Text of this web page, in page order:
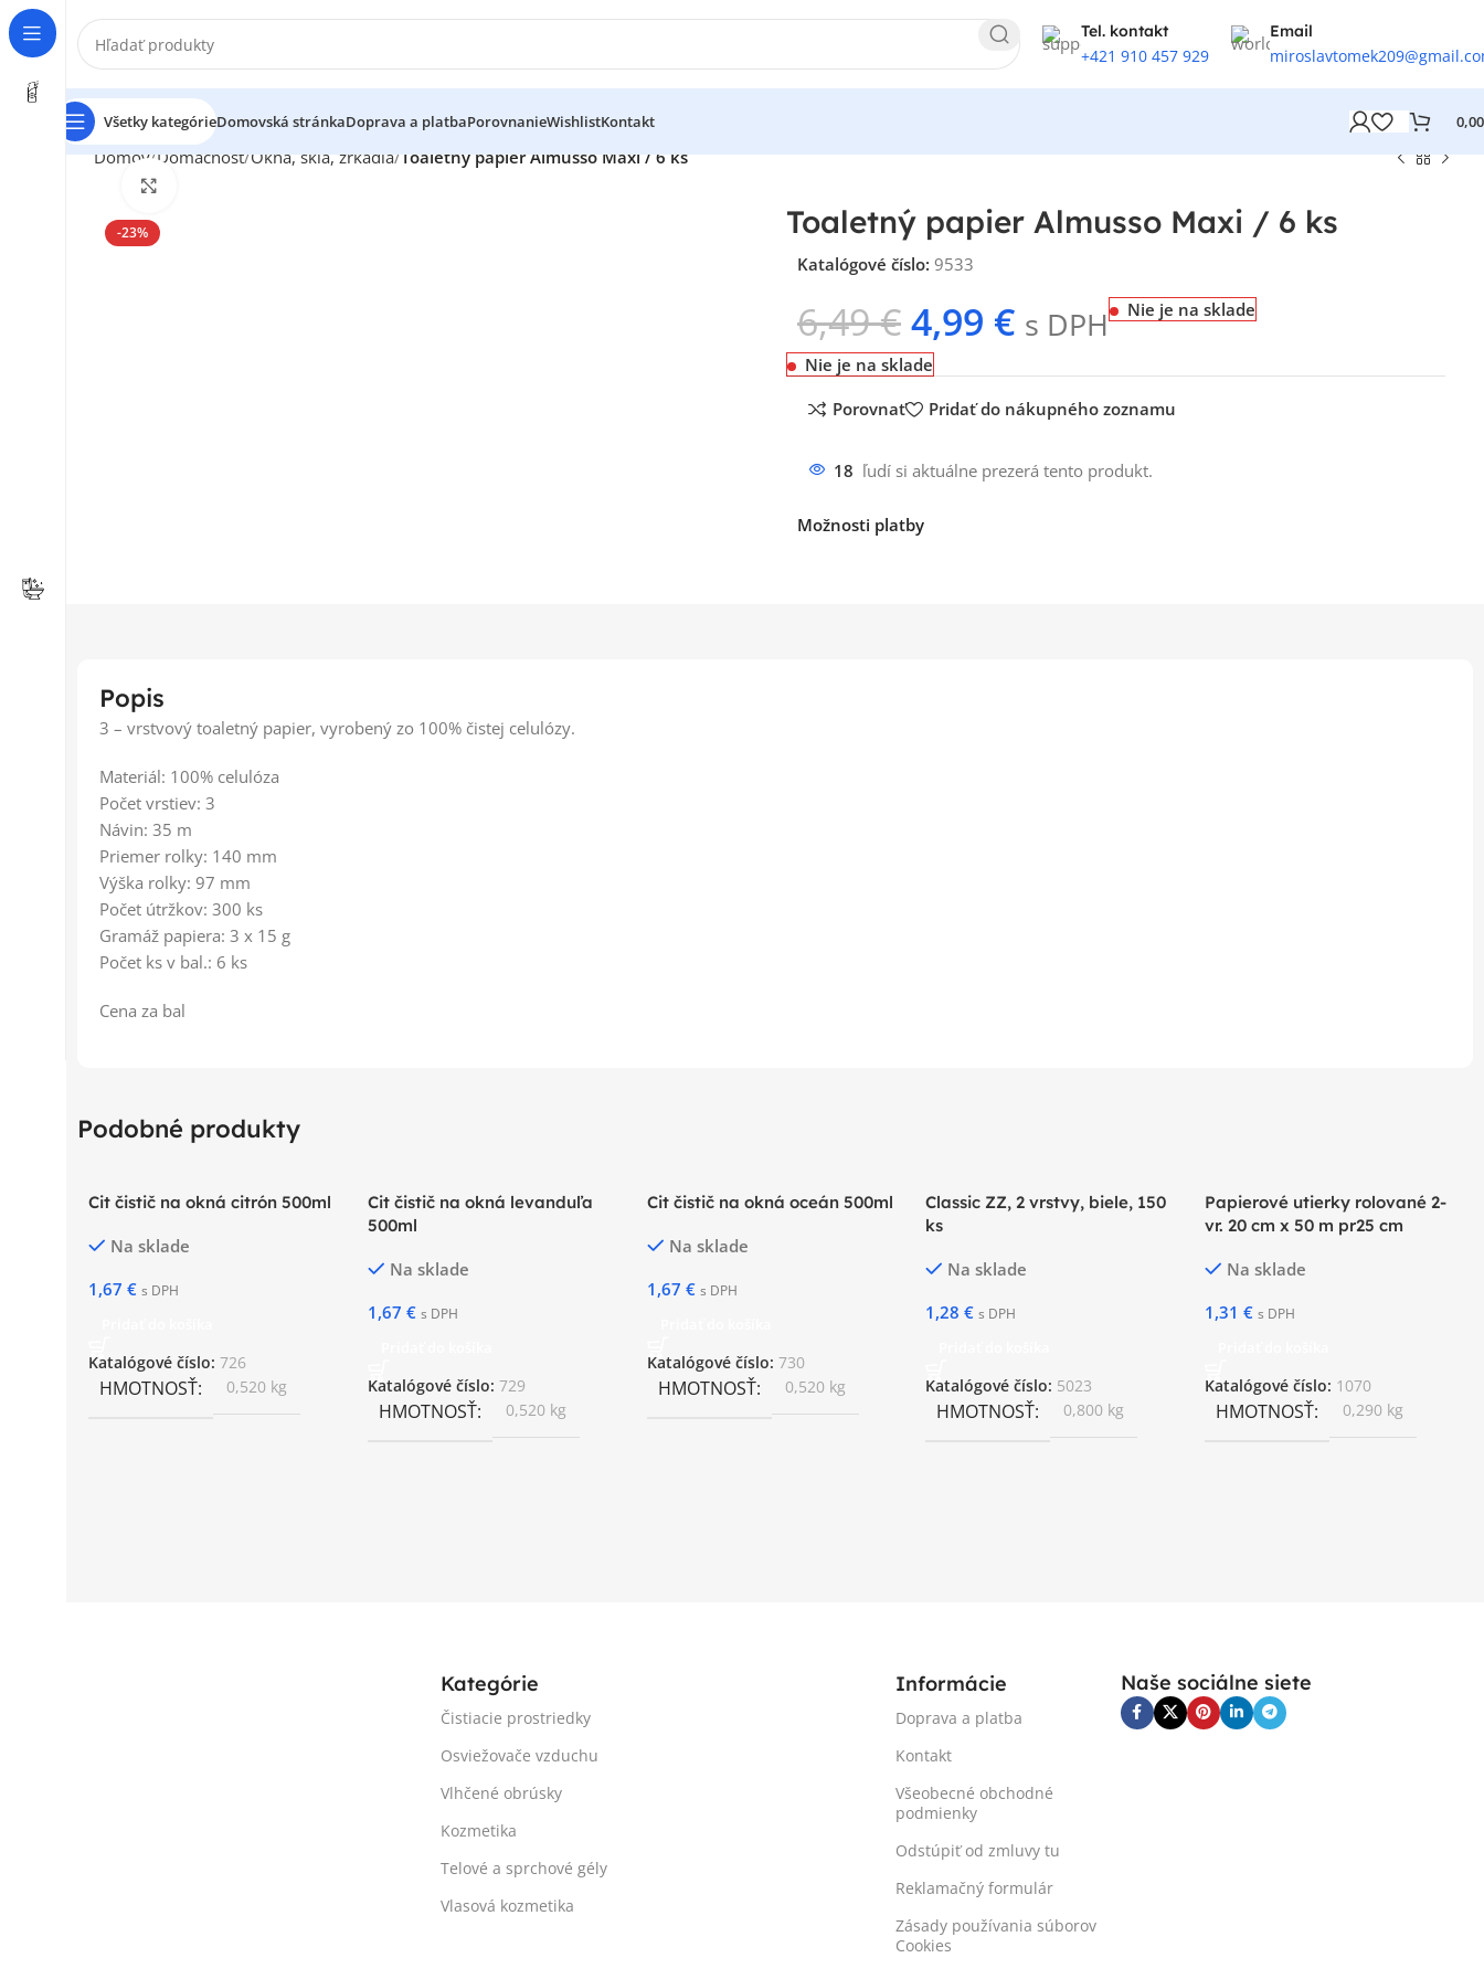
Tel. kontakt
+421 910 457 929
Email
Všetky kategórieDomovská stránkaDoprava a platbaPorovnanieWishlistKontakt
Domov Domácnosť Okná, sklá, zrkadlá Toaletný papier Almusso Maxi / 6 ks
-23% Toaletný papier Almusso Maxi / 6 ks
Katalógové číslo: 9533
6,49€4,99 € s DPH Nie je na sklade
Nie je na sklade
Porovnať Pridať do nákupného zoznamu
18 ľudí si aktuálne prezerá tento produkt.
Možnosti platby
Popis
3 – vrstvový toaletný papier, vyrobený zo 100% čistej celulózy.
Materiál: 100% celulóza
Počet vrstiev: 3
Návin: 35 m
Priemer rolky: 140 mm
Výška rolky: 97 mm
Počet útržkov: 300 ks
Gramáž papiera: 3 x 15 g
Počet ks v bal.: 6 ks
Cena za bal
Podobné produkty
Cit čistič na okná citrón 500ml
Na sklade
1,67 € s DPH
Katalógové číslo: 726
HMOTNOSŤ 0,520 kg
Cit čistič na okná levanduľa
500ml
Na sklade
1,67 € s DPH
Katalógové číslo: 729
HMOTNOSŤ 0,520 kg
Cit čistič na okná oceán 500ml
Na sklade
1,67 € s DPH
Katalógové číslo: 730
HMOTNOSŤ 0,520 kg
Classic ZZ, 2 vrstvy, biele, 150
ks
Na sklade
1,28€ s DPH
Katalógové číslo: 5023
HMOTNOSŤ 0,800 kg
Papierové utierky rolované 2-
vr. 20 cm x 50 m pr25 cm
Na sklade
1,31€ s DPH
Katalógové číslo: 1070
HMOTNOSŤ 0,290 kg
Kategórie
Čistiacie prostriedky
Osviežovače vzduchu
Vlhčené obrúsky
Kozmetika
Telové a sprchové gély
Vlasová kozmetika
Informácie
Doprava a platba
Kontakt
Všeobecné obchodné
podmienky
Odstúpiť od zmluvy tu
Reklamačný formulár
Zásady používania súborov
Cookies
Naše sociálne siete